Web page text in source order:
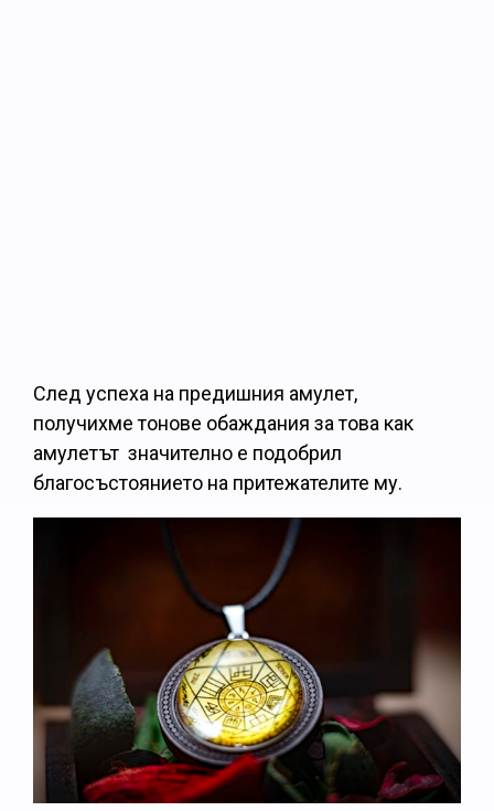
След успеха на предишния амулет,
получихме тонове обаждания за това как
амулетът значително e подобрил
благосъстоянието на притежателите му.